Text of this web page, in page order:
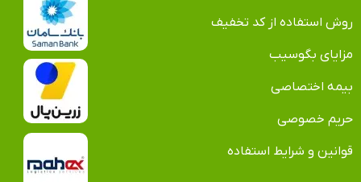
روش استفاده از کد تخفیف
مزایای بگوسیب
بیمه اختصاصی
حریم خصوصی
قوانین و شرایط استفاده